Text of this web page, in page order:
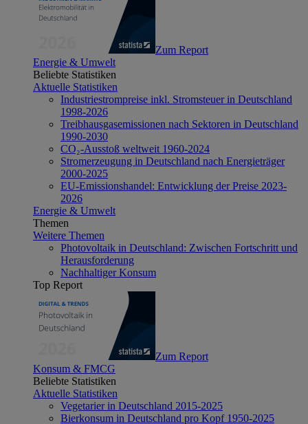
Zum Report
Energie & Umwelt
Beliebte Statistiken
Aktuelle Statistiken
Industriestrompreise inkl. Stromsteuer in Deutschland
1998-2026
Treibhausgasemissionen nach Sektoren in Deutschland
1990-2030
CO₂-Ausstoß weltweit 1960-2024
Stromerzeugung in Deutschland nach Energieträger
2000-2025
EU-Emissionshandel: Entwicklung der Preise 2023-
2026
Energie & Umwelt
Themen
Weitere Themen
Photovoltaik in Deutschland: Zwischen Fortschritt und
Herausforderung
Nachhaltiger Konsum
Top Report
Zum Report
Konsum & FMCG
Beliebte Statistiken
Aktuelle Statistiken
Vegetarier in Deutschland 2015-2025
Bierkonsum in Deutschland pro Kopf 1950-2025